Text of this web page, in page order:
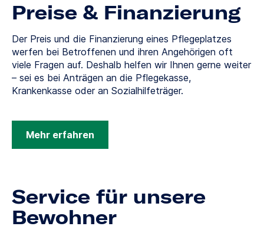
Preise & Finanzierung
Der Preis und die Finanzierung eines Pflegeplatzes
werfen bei Betroffenen und ihren Angehörigen oft
viele Fragen auf. Deshalb helfen wir Ihnen gerne weiter
– sei es bei Anträgen an die Pflegekasse,
Krankenkasse oder an Sozialhilfeträger.
Mehr erfahren
Service für unsere
Bewohner